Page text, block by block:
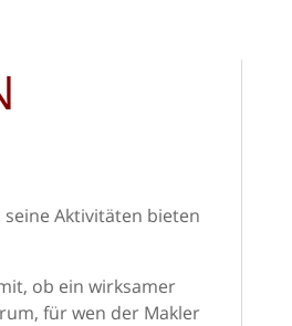
Aktivitäten bieten
ob ein wirksamer
für wen der Makler